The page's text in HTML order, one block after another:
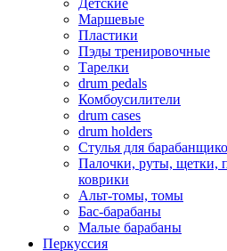
Детские
Маршевые
Пластики
Пэды тренировочные
Тарелки
drum pedals
Комбоусилители
drum cases
drum holders
Стулья для
Палочки, руты, щетки,
коврики
Альт-томы, томы
Бас-барабаны
Малые барабаны
Перкуссия